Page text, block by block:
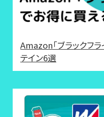
Amazon「ブラックフ
テイン6選